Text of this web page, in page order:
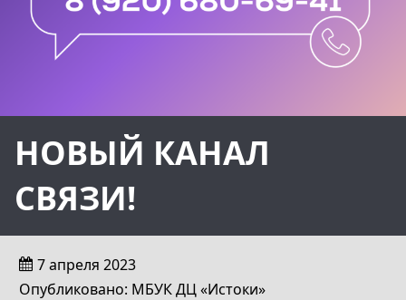
НОВЫЙ КАНАЛ
СВЯЗИ!
7 апреля 2023
Опубликовано: МБУК ДЦ «Истоки»